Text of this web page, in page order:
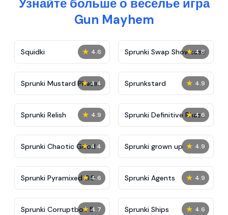
Узнайте больше о веселье игра
Gun Mayhem
★ 4.6
Squidki ★ 4.8
Sprunki Swap Showcase
★ 4.4
Sprunki Mustard Phase
2
★ 4.9
Sprunkstard
★ 4.9
Sprunki Relish ★ 4.6
Sprunki Definitive Phase
7
★ 4.4
Sprunki Chaotic Good ★ 4.9
Sprunki grown up
★ 4.6
Sprunki Pyramixed 0.9 ★ 4.9
Sprunki Agents
★ 4.7
Sprunki Corruptbox 5 ★ 4.6
Sprunki Ships